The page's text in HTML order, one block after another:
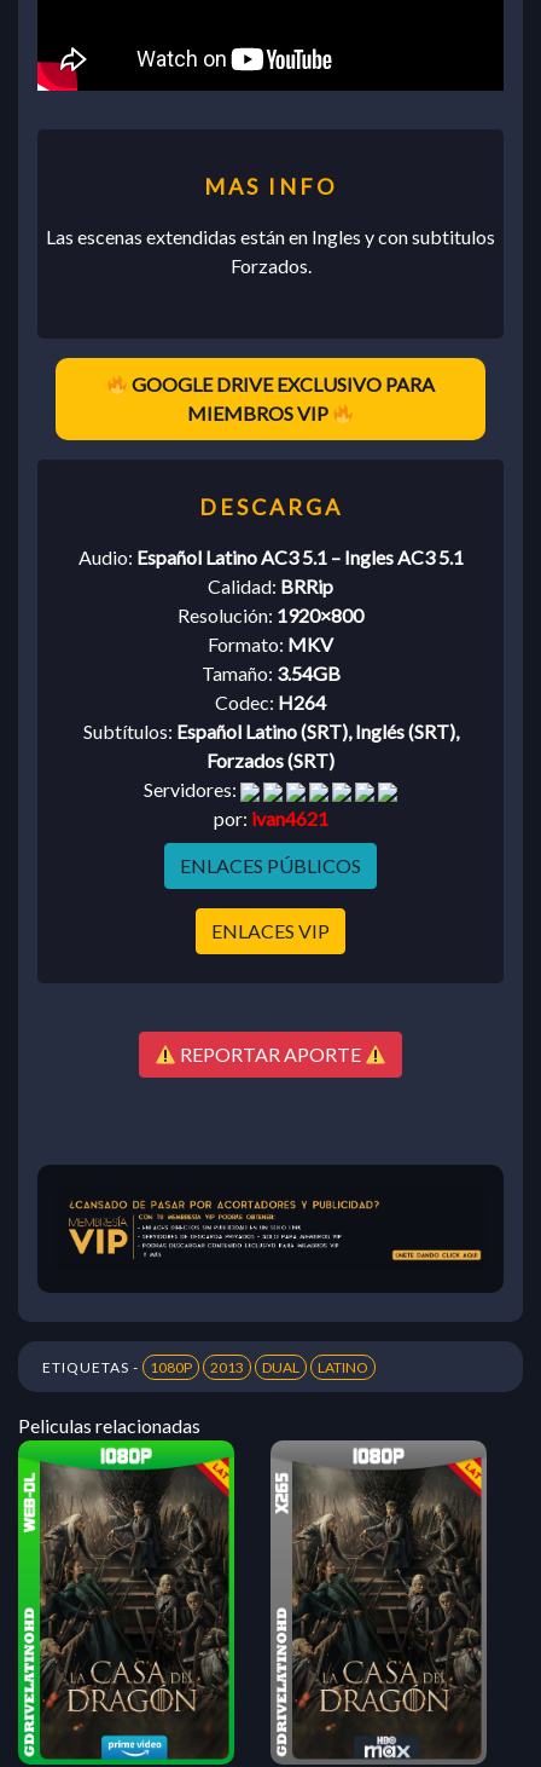
Las escenas extendidas están en Ingles y con subtitulos
Forzados.
GOOGLE DRIVE EXCLUSIVO PARA
MIEMBROS VIP
Audio: Español Latino AC3 5.1 – Ingles AC3 5.1
Calidad: BRRip
Resolución: 1920×800
Formato: MKV
Tamaño: 3.54GB
Codec: H264
Subtítulos: Español Latino (SRT), Inglés (SRT),
Forzados (SRT)
Servidores:
por: ivan4621
ENLACES PÚBLICOS
ENLACES VIP
REPORTAR APORTE
ETIQUETAS - 1080P 2013 DUAL LATINO
Peliculas relacionadas